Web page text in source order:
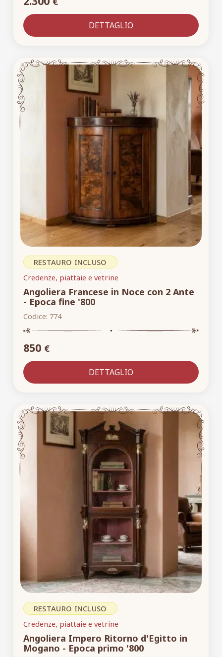
DETTAGLIO
RESTAURO INCLUSO
Credenze, piattaie e vetrine
Angoliera Francese in Noce con 2 Ante
- Epoca fine '800
Codice: 774
850 €
DETTAGLIO
RESTAURO INCLUSO
Credenze, piattaie e vetrine
Angoliera Impero Ritorno d'Egitto in
Mogano - Epoca primo '800